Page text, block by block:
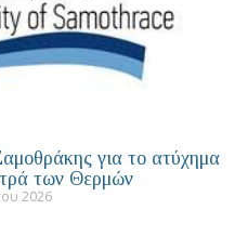
για το ατύχημα
των Θερμών
2026